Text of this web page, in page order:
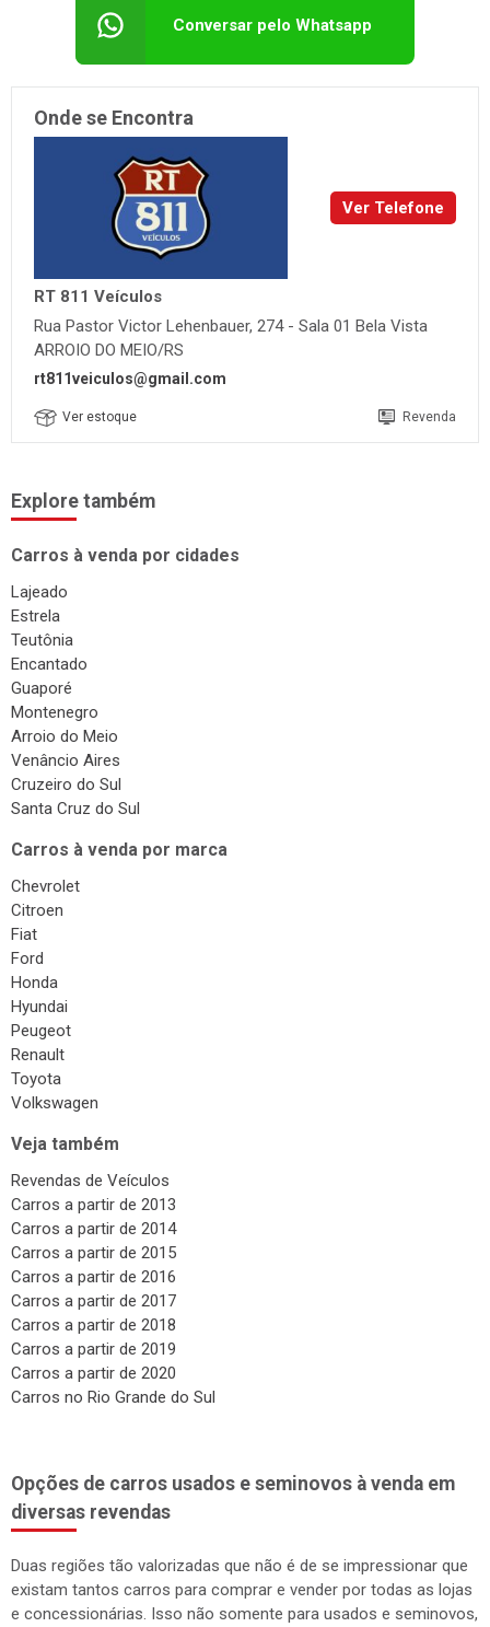
Conversar pelo Whatsapp
Onde se Encontra
Ver Telefone
RT 811 Veículos
Rua Pastor Victor Lehenbauer, 274 - Sala 01 Bela Vista
ARROIO DO MEIO/RS
rt811veiculos@gmail.com
Ver estoque Revenda
Explore também
Carros à venda por cidades
Lajeado
Estrela
Teutônia
Encantado
Guaporé
Montenegro
Arroio do Meio
Venâncio Aires
Cruzeiro do Sul
Santa Cruz do Sul
Carros à venda por marca
Chevrolet
Citroen
Fiat
Ford
Honda
Hyundai
Peugeot
Renault
Toyota
Volkswagen
Veja também
Revendas de Veículos
Carros a partir de 2013
Carros a partir de 2014
Carros a partir de 2015
Carros a partir de 2016
Carros a partir de 2017
Carros a partir de 2018
Carros a partir de 2019
Carros a partir de 2020
Carros no Rio Grande do Sul
Opções de carros usados e seminovos à venda em
diversas revendas
Duas regiões tão valorizadas que não é de se impressionar que
existam tantos carros para comprar e vender por todas as lojas
e concessionárias. Isso não somente para usados e seminovos,